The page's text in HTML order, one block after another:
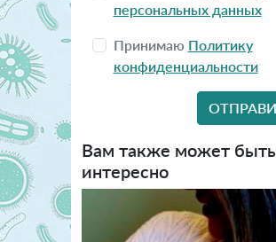
персональных данных
Принимаю Политику
конфиденциальности
Вам также может быть
интересно